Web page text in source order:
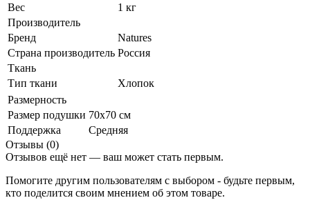
Вес
1 кг
Производитель
Бренд
Natures
Страна производитель Россия
Ткань
Тип ткани
Хлопок
Размерность
Размер подушки 70х70 см
Поддержка
Средняя
Отзывы (0)
Отзывов ещё нет — ваш может стать первым.
Помогите другим пользователям с выбором - будьте первым,
кто поделится своим мнением об этом товаре.